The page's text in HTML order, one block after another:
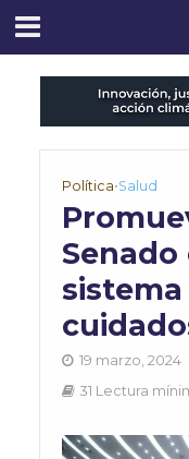
Política•Salud
Senado
19 marzo, 2024
31 Lectura